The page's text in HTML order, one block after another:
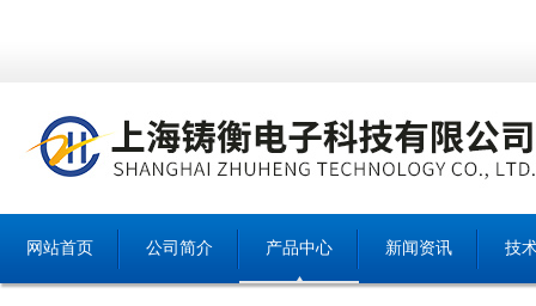
网站首页 公司简介 产品中心 新闻资讯 技